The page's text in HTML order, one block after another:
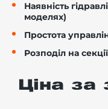
Наявність
моделях)
Простота
Розподіл на
Ціна за